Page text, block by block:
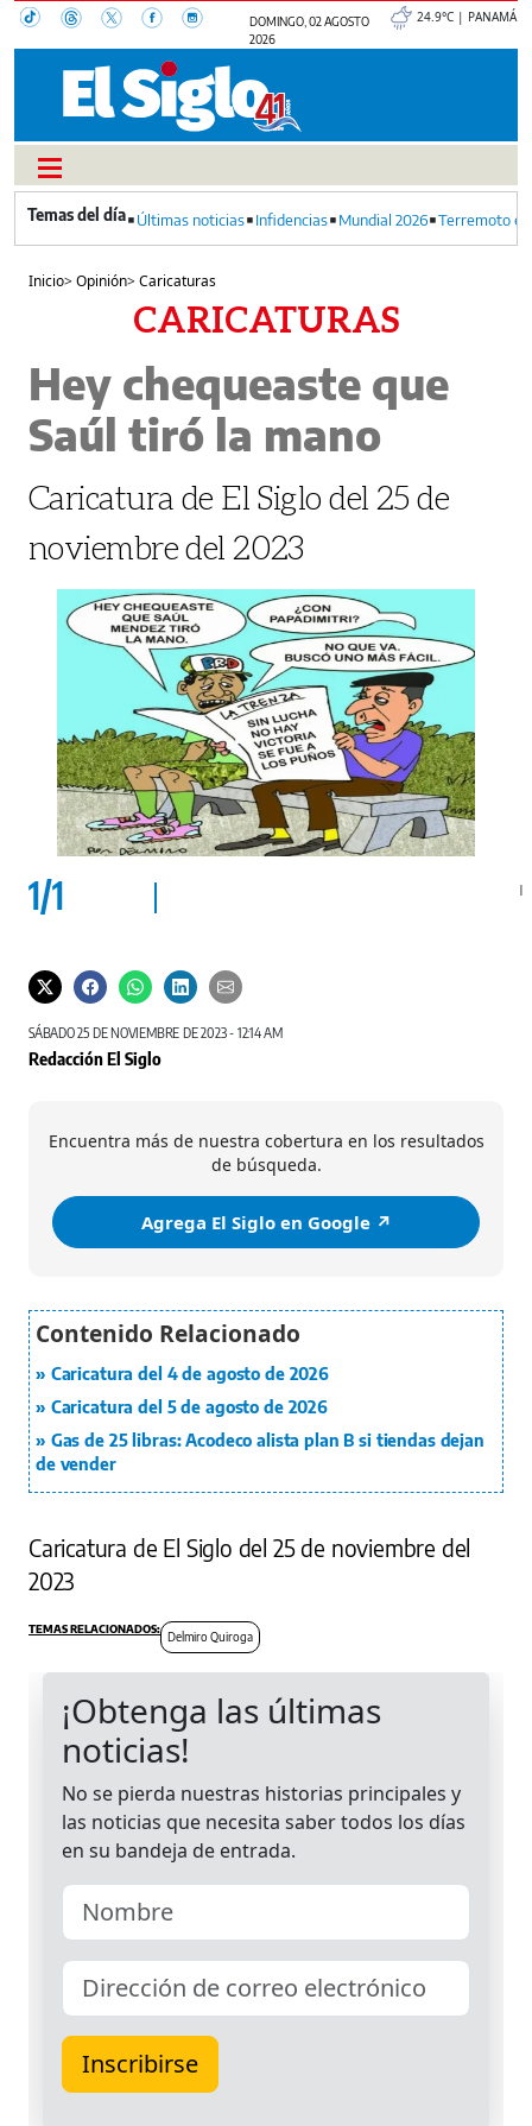
DOMINGO, 02 AGOSTO
2026
24.9°C | PANAMÁ
Últimas noticias Infidencias Mundial 2026 Terremoto
Inicio>Opinión>Caricaturas
CARICATURAS
Hey chequeaste que
Saúl tiró la mano
Caricatura de El Siglo del 25 de
noviembre del 2023
1/1
SÁBADO 25 DE NOVIEMBRE DE 2023 - 12:14 AM
Redacción El Siglo
Encuentra más de nuestra cobertura en los resultados
de búsqueda.
Agrega El Siglo en Google ↗️
Caricatura del 4 de agosto de 2026
Caricatura del 5 de agosto de 2026
Gas de 25 libras: Acodeco alista plan B si tiendas dejan
de vender
Caricatura de El Siglo del 25 de noviembre del
2023
Delmiro Quiroga